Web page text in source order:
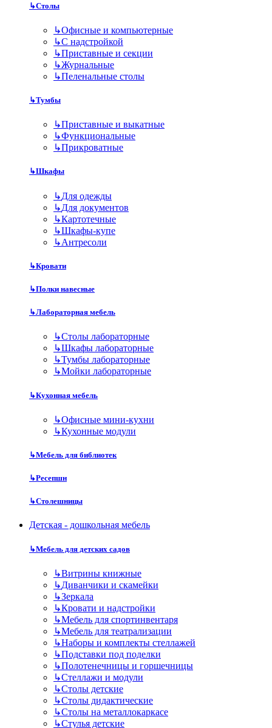
↳Столы
↳Офисные и компьютерные
↳С надстройкой
↳Приставные и секции
↳Журнальные
↳Пеленальные столы
↳Тумбы
↳Приставные и выкатные
↳Функциональные
↳Прикроватные
↳Шкафы
↳Для одежды
↳Для документов
↳Картотечные
↳Шкафы-купе
↳Антресоли
↳Кровати
↳Полки навесные
↳Лабораторная мебель
↳Столы лабораторные
↳Шкафы лабораторные
↳Тумбы лабораторные
↳Мойки лабораторные
↳Кухонная мебель
↳Офисные мини-кухни
↳Кухонные модули
↳Мебель для библиотек
↳Ресепшн
↳Столешницы
Детская - дошкольная мебель
↳Мебель для детских садов
↳Витрины книжные
↳Диванчики и скамейки
↳Зеркала
↳Кровати и надстройки
↳Мебель для спортинвентаря
↳Мебель для театрализации
↳Наборы и комплекты стеллажей
↳Подставки под поделки
↳Полотенечницы и горшечницы
↳Стеллажи и модули
↳Столы детские
↳Столы дидактические
↳Столы на металлокаркасе
↳Стулья детские